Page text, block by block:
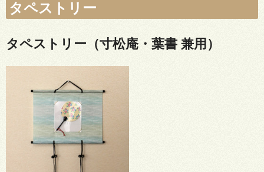
タペストリー
タペストリー（寸松庵・葉書 兼用）